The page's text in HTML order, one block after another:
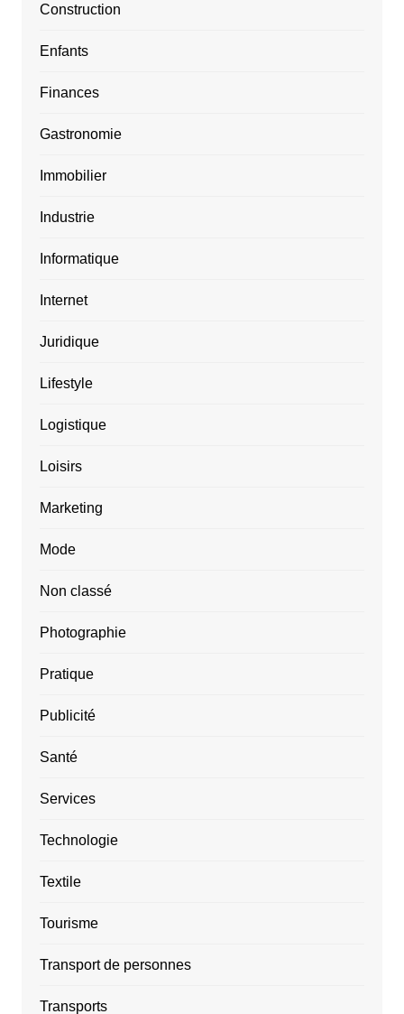
Construction
Enfants
Finances
Gastronomie
Immobilier
Industrie
Informatique
Internet
Juridique
Lifestyle
Logistique
Loisirs
Marketing
Mode
Non classé
Photographie
Pratique
Publicité
Santé
Services
Technologie
Textile
Tourisme
Transport de personnes
Transports